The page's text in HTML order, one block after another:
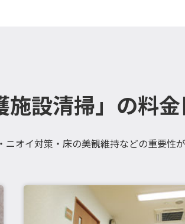
施設清掃」の料
オイ対策・床の美観維持などの重要性